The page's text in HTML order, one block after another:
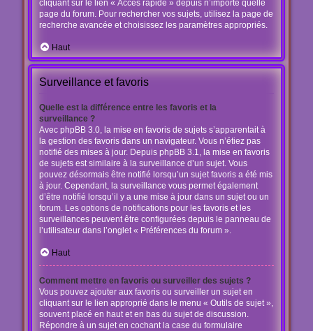
cliquant sur le lien « Accès rapide » depuis n’importe quelle
page du forum. Pour rechercher vos sujets, utilisez la page de
recherche avancée et choisissez les paramètres appropriés.
Haut
Surveillance et favoris
Quelle est la différence entre les favoris et la
surveillance ?
Avec phpBB 3.0, la mise en favoris de sujets s’apparentait à
la gestion des favoris dans un navigateur. Vous n’étiez pas
notifié des mises à jour. Depuis phpBB 3.1, la mise en favoris
de sujets est similaire à la surveillance d’un sujet. Vous
pouvez désormais être notifié lorsqu’un sujet favoris a été mis
à jour. Cependant, la surveillance vous permet également
d’être notifié lorsqu’il y a une mise à jour dans un sujet ou un
forum. Les options de notifications pour les favoris et les
surveillances peuvent être configurées depuis le panneau de
l’utilisateur dans l’onglet « Préférences du forum ».
Haut
Comment mettre en favoris ou surveiller des sujets ?
Vous pouvez ajouter aux favoris ou surveiller un sujet en
cliquant sur le lien approprié dans le menu « Outils de sujet »,
souvent placé en haut et en bas du sujet de discussion.
Répondre à un sujet en cochant la case du formulaire